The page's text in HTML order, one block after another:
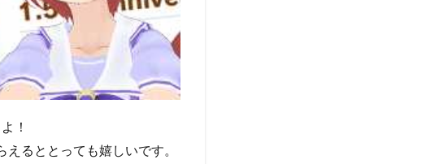
！
るととっても嬉しいです。